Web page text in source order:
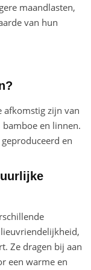
maandlasten,
van hun
afkomstig zijn van
en linnen.
en
Ze dragen bij aan
een warme en